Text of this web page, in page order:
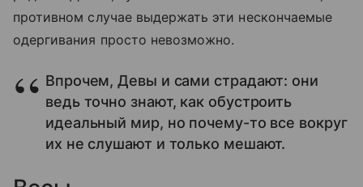
противном случае выдержать эти нескончаемые
одергивания просто невозможно.
Впрочем, Девы и сами страдают: они
ведь точно знают, как обустроить
идеальный мир, но почему-то все вокруг
их не слушают и только мешают.